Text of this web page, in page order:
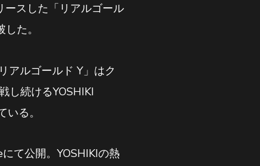
ースした「リアルゴール
た。
アルゴールド Y」はク
し続けるYOSHIKI
る。
て公開。YOSHIKIの熱